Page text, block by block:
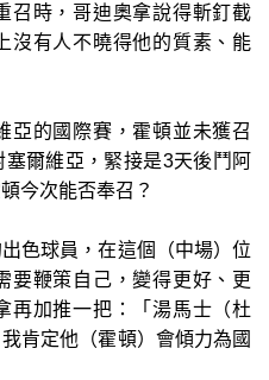
召時，哥迪奧拿說得斬釘截
沒有人不曉得他的質素、能
亞的國際賽，霍頓並未獲召
爾維亞，緊接是3天後鬥阿
今次能否奉召？
色球員，在這個（中場）位
要鞭策自己，變得更好、更
再加推一把：「湯馬士（杜
肯定他（霍頓）會傾力為國